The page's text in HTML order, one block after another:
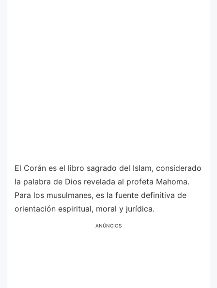
El Corán es el libro sagrado del Islam, considerado
la palabra de Dios revelada al profeta Mahoma.
Para los musulmanes, es la fuente definitiva de
orientación espiritual, moral y jurídica.
ANÚNCIOS